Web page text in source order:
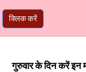
क्लिक करें
गुरुवार के दिन करें इन